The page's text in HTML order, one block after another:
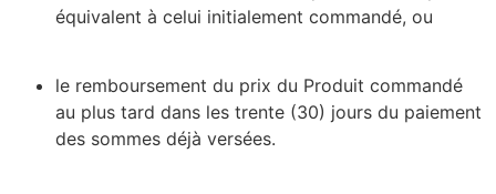
équivalent à celui initialement commandé, ou
le remboursement du prix du Produit commandé
au plus tard dans les trente (30) jours du paiement
des sommes déjà versées.